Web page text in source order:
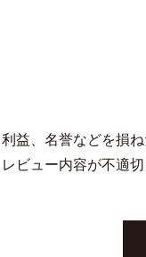
益、名誉などを損
レビュー内容が不適